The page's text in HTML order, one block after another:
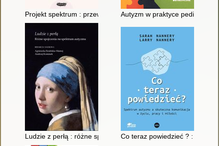
Projekt spektrum : przewodnik po neuroróżnorodności : jak
Autyzm w praktyce
Ludzie z perłą : różne spojrzenia na spektrum autyzmu
Co teraz powiedzieć ? :